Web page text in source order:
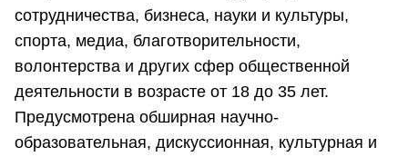
сотрудничества, бизнеса, науки и культуры,
спорта, медиа, благотворительности,
волонтерства и других сфер общественной
деятельности в возрасте от 18 до 35 лет.
Предусмотрена обширная научно-
образовательная, дискуссионная, культурная и